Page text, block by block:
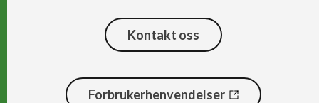
Kontakt oss
Forbrukerhenvendelser